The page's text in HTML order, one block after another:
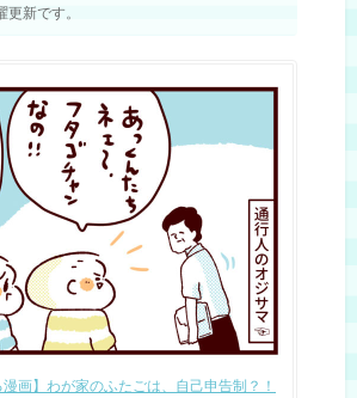
更新です。
漫画】わが家のふたごは、自己申告制？！